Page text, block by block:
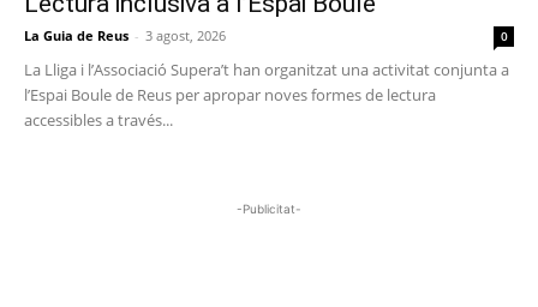
La Guia de Reus - 3 agost, 2026 0
La Lliga i l’Associació Supera’t han organitzat una activitat conjunta a
l’Espai Boule de Reus per apropar noves formes de lectura
accessibles a través...
-Publicitat-